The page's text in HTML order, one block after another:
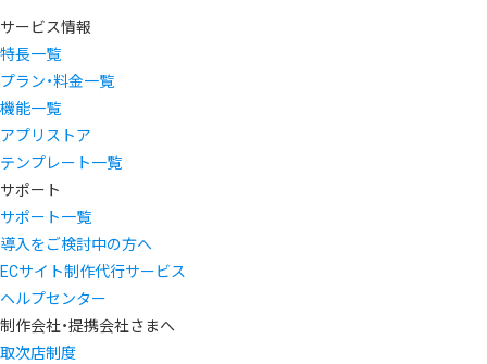
サービス情報
特長一覧
プラン・料金一覧
機能一覧
アプリストア
テンプレート一覧
サポート
サポート一覧
導入をご検討中の方へ
ECサイト制作代行サービス
ヘルプセンター
制作会社・提携会社さまへ
取次店制度